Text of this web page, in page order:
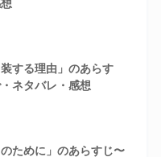
する理由」のあらす
ネタバレ・感想
のために」のあらすじ〜